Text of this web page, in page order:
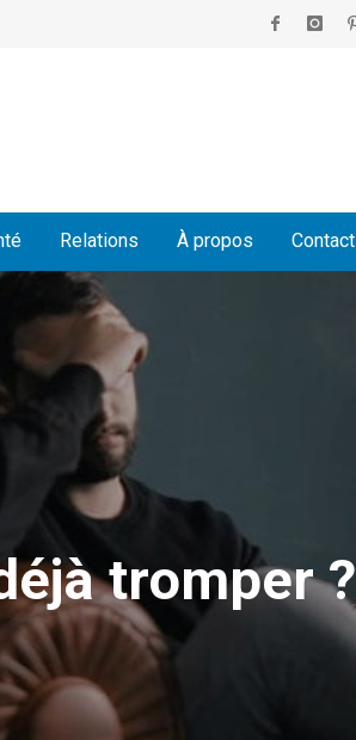
Relations À propos Contact
tromper ?